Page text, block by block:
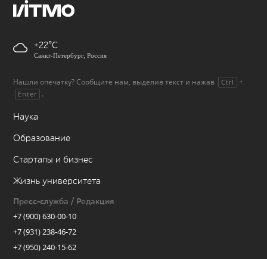
+22
Санкт-Петербург, Россия
Нашли опечатку? Сообщите нам, выделив текст и нажав Ctrl +
Enter .
Наука
Образование
Стартапы и бизнес
Жизнь университета
Пресс-служба / Редакция
+7 (900) 630-00-10
+7 (931) 238-46-72
+7 (950) 240-15-62